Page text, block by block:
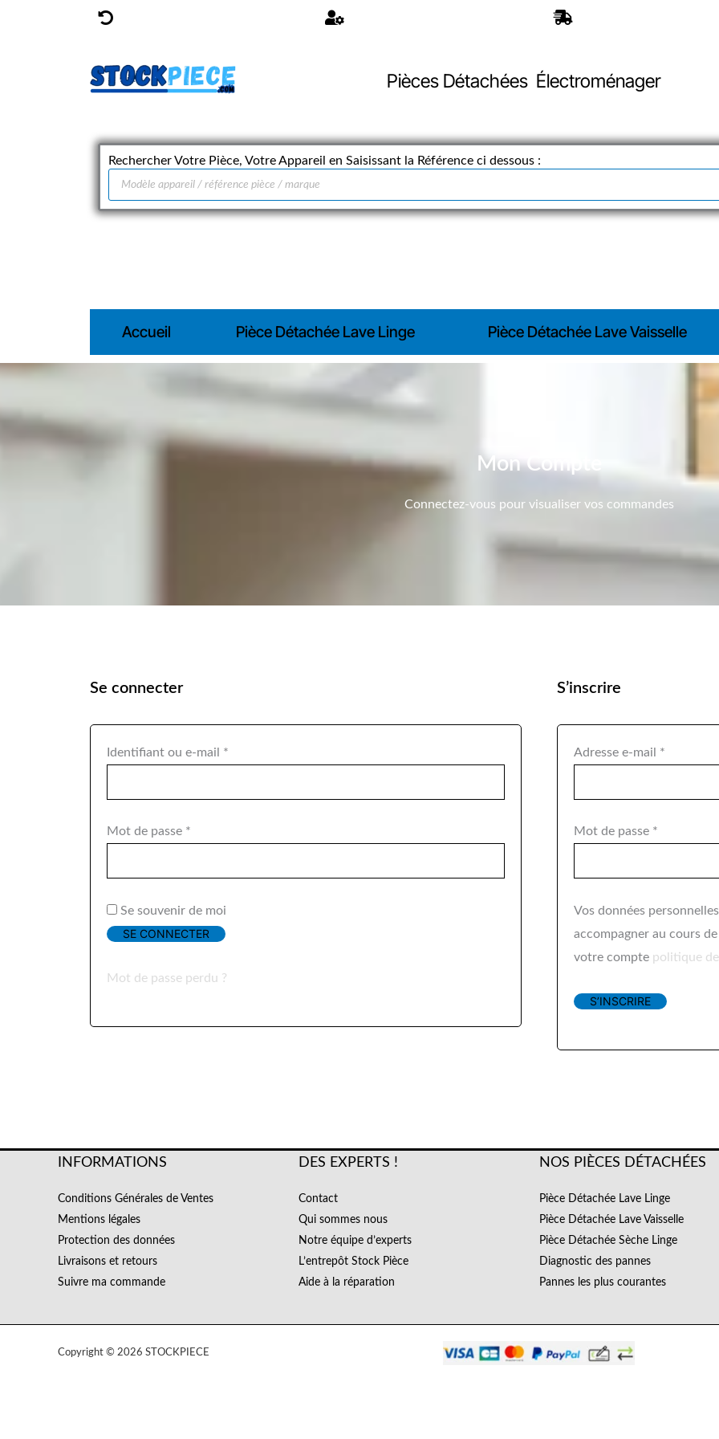
Pièces Détachées Électroménager
Rechercher Votre Pièce, Votre Appareil en Saisissant la Référence ci dessous :
Recherche
produits
Accueil Pièce Détachée Lave Linge Pièce Détachée Lave Vaisselle
Mon Compte
Connectez-vous pour visualiser vos commandes
Se connecter
Identifiant ou e-mail *
Mot de passe *
Se souvenir de moi
SE CONNECTER
Mot de passe perdu ?
S’inscrire
Adresse e-mail *
Mot de passe *
Vos données
accompagner au cours
votre compte politique
S’INSCRIRE
INFORMATIONS
Conditions Générales de Ventes
Mentions légales
Protection des données
Livraisons et retours
Suivre ma commande
DES EXPERTS !
Contact
Qui sommes nous
Notre équipe d’experts
L’entrepôt Stock Pièce
Aide à la réparation
NOS PIÈCES DÉTACHÉES
Pièce Détachée Lave Linge
Pièce Détachée Lave Vaisselle
Pièce Détachée Sèche Linge
Diagnostic des pannes
Pannes les plus courantes
Copyright © 2026 STOCKPIECE